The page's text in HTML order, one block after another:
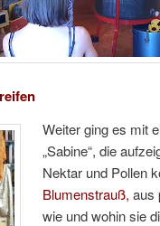
Weiter ging es mit
„Sabine“, die
Nektar und Pollen
Blumenstrauß, aus
wie und wohin sie